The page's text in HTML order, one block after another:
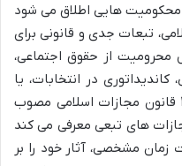
محکومیت هایی اطلاق می شود
اسلامی، تبعات جدی و قانونی برای
محرومیت از حقوق اجتماعی،
در انتخابات، یا
دریافت برخی مجوزها است. ماده ۲۵ قانون مجازات اسلامی مصوب
مجازات های تبعی معرفی می کند
مشخصی، آثار خود را بر